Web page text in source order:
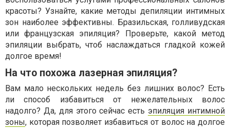
красоты? Узнайте, какие методы депиляции интимных
зон наиболее эффективны. Бразильская, голливудская
или французская эпиляция? Проверьте, какой метод
эпиляции выбрать, чтоб наслаждаться гладкой кожей
долгое время!
На что похожа лазерная эпиляция?
Вам мало нескольких недель без лишних волос? Есть
ли способ избавиться от нежелательных волос
надолго? Да, для этого сейчас есть эпиляция интимной
зоны, которая позволяет избавиться от волос на долгое